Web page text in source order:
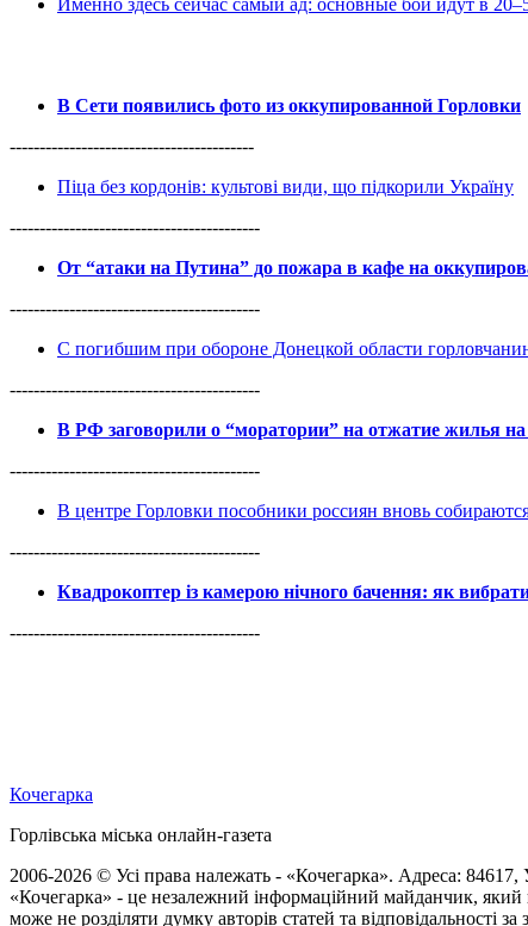
Именно здесь сейчас самый ад: основные бои идут в
В Сети появились фото из оккупированной Горловки
-----------------------------------------
Піца без кордонів: культові види, що підкорили Україну
------------------------------------------
От “атаки на Путина” до пожара в кафе на
------------------------------------------
С погибшим при обороне Донецкой области
------------------------------------------
В РФ заговорили о “моратории” на отжатие жилья
------------------------------------------
В центре Горловки пособники россиян вновь
------------------------------------------
Квадрокоптер із камерою нічного бачення: як
------------------------------------------
Кочегарка
Горлівська міська онлайн-газета
2006-2026 © Усі права належать - «Кочегарка». Адреса: 84617,
«Кочегарка» - це незалежний інформаційний майданчик, який
може не розділяти думку авторів статей та